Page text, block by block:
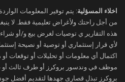
اخلاء المسؤلية: يتم توفير المعلومات
من أجل راحتك ولأغراض تعليمية فقط. لا
هذه التقارير ي توصيات لغرض بيع و/أو شراء
لأي قرار إستثماري أو توصية أو نصيحة
اكتمال أي معلومات أو تحليلات أو توقعات
موظف في وندسور بروكرز أو طرف ثالث أو
بروكرز تبذل قصارى جهدها لتقديم أفضل